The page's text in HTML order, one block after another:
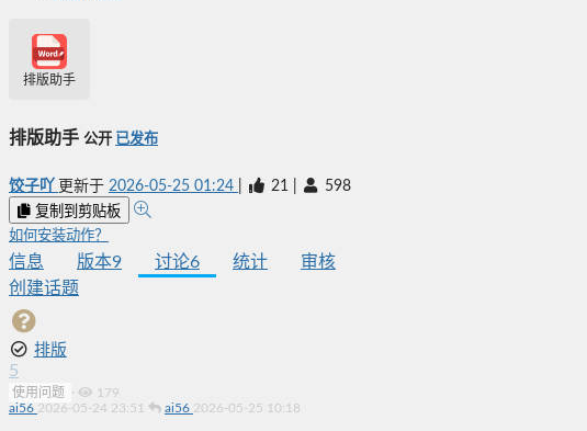
排版助手
排版助手 公开 已发布
饺子吖 更新于 2026-05-25 01:24 21 598
复制到剪贴板
如何安装动作？
信息 版本9 讨论6 统计
审核
创建话题
排版
5
使用问题 ·
179
ai56 2026-05-24 23:51 ai56 2026-05-25 10:18